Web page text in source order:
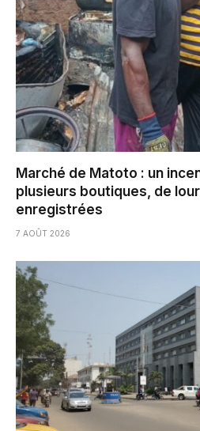
Marché de Matoto : un
plusieurs boutiques, de
enregistrées
7 AOÛT 2026